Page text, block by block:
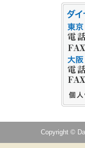
Copyright ©